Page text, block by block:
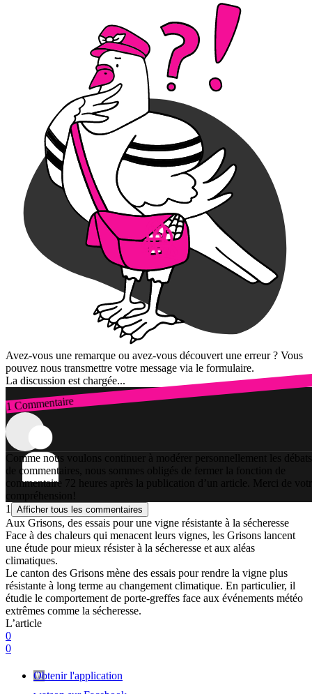
Avez-vous une remarque ou avez-vous découvert une erreur ? Vous
pouvez nous transmettre votre message via le formulaire.
La discussion est chargée...
1 Commentaire
Connexion
Comme nous voulons continuer à modérer personnellement les débats
de commentaires, nous sommes obligés de fermer la fonction de
commentaire 72 heures après la publication d’un article. Merci de
compréhension!
1
Afficher tous les commentaires
Aux Grisons, des essais pour une vigne résistante à la sécheresse
Face à des chaleurs qui menacent leurs vignes, les Grisons lancent
une étude pour mieux résister à la sécheresse et aux aléas
climatiques.
Le canton des Grisons mène des essais pour rendre la vigne plus
résistante à long terme au changement climatique. En particulier, il
étudie le comportement de porte-greffes face aux événements météo
extrêmes comme la sécheresse.
L’article
0
0
Obtenir l'application